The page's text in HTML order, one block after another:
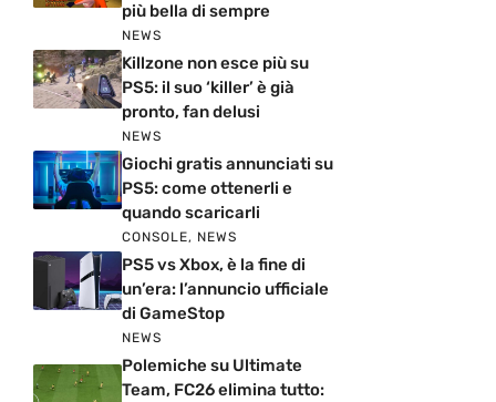
più bella di sempre
NEWS
Killzone non esce più su
PS5: il suo ‘killer’ è già
pronto, fan delusi
NEWS
Giochi gratis annunciati su
PS5: come ottenerli e
quando scaricarli
CONSOLE, NEWS
PS5 vs Xbox, è la fine di
un’era: l’annuncio ufficiale
di GameStop
NEWS
Polemiche su Ultimate
Team, FC26 elimina tutto: